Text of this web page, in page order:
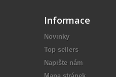
Informace
Novinky
Top sellers
Napište nám